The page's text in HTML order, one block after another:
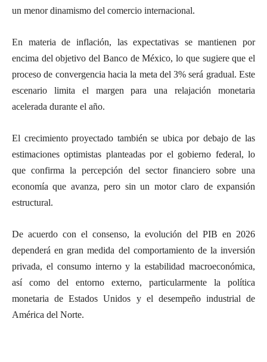
un menor dinamismo del comercio internacional.
En materia de inflación, las expectativas se mantienen por
encima del objetivo del Banco de México, lo que sugiere que el
proceso de convergencia hacia la meta del 3% será gradual. Este
escenario limita el margen para una relajación monetaria
acelerada durante el año.
El crecimiento proyectado también se ubica por debajo de las
estimaciones optimistas planteadas por el gobierno federal, lo
que confirma la percepción del sector financiero sobre una
economía que avanza, pero sin un motor claro de expansión
estructural.
De acuerdo con el consenso, la evolución del PIB en 2026
dependerá en gran medida del comportamiento de la inversión
privada, el consumo interno y la estabilidad macroeconómica,
así como del entorno externo, particularmente la política
monetaria de Estados Unidos y el desempeño industrial de
América del Norte.